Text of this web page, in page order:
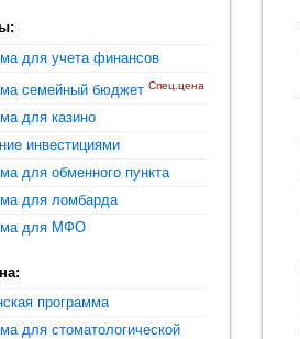
для учета финансов
семейный бюджет Спец.цена
для казино
инвестициями
для обменного пункта
для ломбарда
для МФО
программа
для стоматологической